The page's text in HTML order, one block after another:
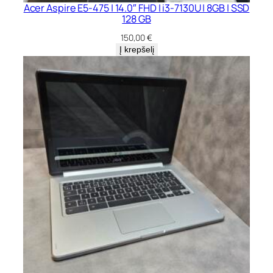
Acer Aspire E5-475 | 14.0″ FHD | i3-7130U | 8GB | SSD
128 GB
150,00€
Į krepšelį